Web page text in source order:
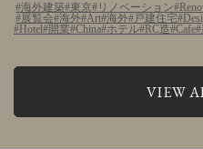
海外建築 東京 リノベーション
展覧会 海外 Art 海外 戸建住宅
Hotel 開業 China ホテル RC造 Cafe
VIEW